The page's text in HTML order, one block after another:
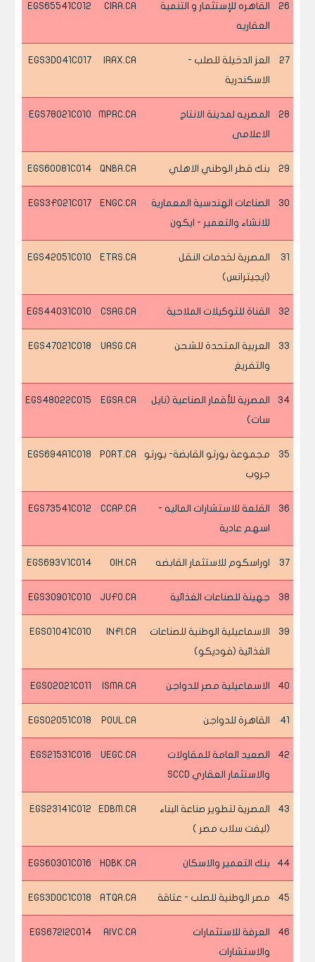
26
القاهره للإستثمار و التنمية
العقاريه
CIRA.CA
EGS65541C012
27
العز الدخيلة للصلب -
الاسكندرية
IRAX.CA
EGS3D041C017
28
المصريه لمدينة الانتاج
الاعلامى
MPRC.CA
EGS78021C010
29 بنك قطر الوطني الاهلي QNBA.CA
EGS60081C014
30
الصناعات الهندسية المعمارية
للانشاء والتعمير - ايكون
ENGC.CA
EGS3F021C017
31
المصرية لخدمات النقل
(ايجيترانس)
ETRS.CA
EGS42051C010
32 القناة للتوكيلات الملاحية CSAG.CA
EGS44031C010
33
العربية المتحدة للشحن
والتفريغ
UASG.CA
EGS47021C018
34
المصرية للأقمار الصناعية (نايل
سات)
EGSA.CA
EGS48022C015
35
مجموعة بورتو القابضة- بورتو
جروب
PORT.CA
EGS694A1C018
36
القلعة للاستشارات الماليه -
اسهم عادية
CCAP.CA
EGS73541C012
37 اوراسكوم للاستثمار القابضه OIH.CA
EGS693V1C014
38 جهينة للصناعات الغذائية JUFO.CA
EGS30901C010
39
الاسماعيلية الوطنية للصناعات
الغذائية (فوديكو)
INFI.CA
EGS01041C010
40 الاسماعيلية مصر للدواجن ISMA.CA
EGS02021C011
41 القاهرة للدواجن POUL.CA
EGS02051C018
42
الصعيد العامة للمقاولات
والاستثمار العقاري SCCD
UEGC.CA
EGS21531C016
43
المصرية لتطوير صناعة البناء
(ليفت سلاب مصر )
EDBM.CA
EGS23141C012
44 بنك التعمير والاسكان HDBK.CA
EGS60301C016
45 مصر الوطنية للصلب - عتاقة ATQA.CA
EGS3D0C1C018
46
العرفة للاستثمارات
والاستشارات
AIVC.CA
EGS672I2C014